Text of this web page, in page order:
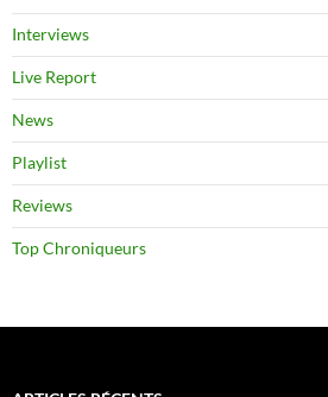
Interviews
Live Report
News
Playlist
Reviews
Top Chroniqueurs